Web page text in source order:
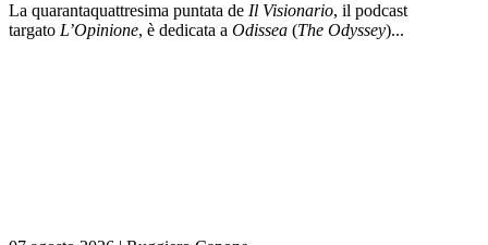
La quarantaquattresima puntata de Il Visionario, il podcast
targato L’Opinione, è dedicata a Odissea (The Odyssey)...